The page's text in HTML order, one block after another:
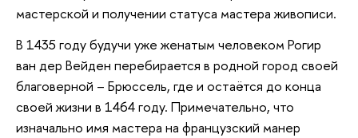
мастерской и получении статуса мастера живописи.
В 1435 году будучи уже женатым человеком Рогир
ван дер Вейден перебирается в родной город своей
благоверной – Брюссель, где и остаётся до конца
своей жизни в 1464 году. Примечательно, что
изначально имя мастера на французский манер